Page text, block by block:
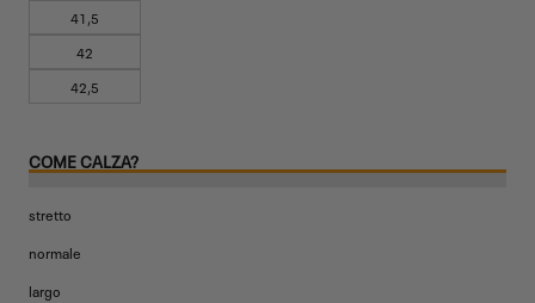
41,5
42
42,5
COME CALZA?
stretto
normale
largo